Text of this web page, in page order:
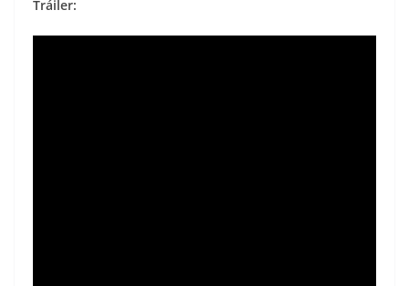
Tráiler: